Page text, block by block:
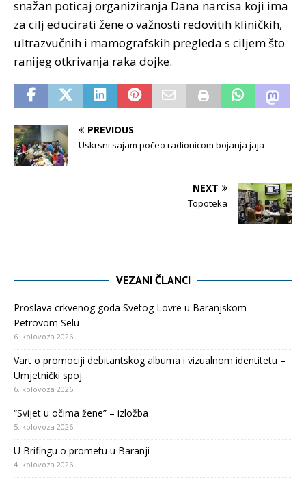
snažan poticaj organiziranja Dana narcisa koji ima
za cilj educirati žene o važnosti redovitih kliničkih,
ultrazvučnih i mamografskih pregleda s ciljem što
ranijeg otkrivanja raka dojke.
PREVIOUS
Uskrsni sajam počeo radionicom bojanja jaja
NEXT
Topoteka
VEZANI ČLANCI
Proslava crkvenog goda Svetog Lovre u Baranjskom
Petrovom Selu
6. kolovoza 2026.
Vart o promociji debitantskog albuma i vizualnom identitetu –
Umjetnički spoj
6. kolovoza 2026.
“Svijet u očima žene” – izložba
5. kolovoza 2026.
U Brifingu o prometu u Baranji
4. kolovoza 2026.